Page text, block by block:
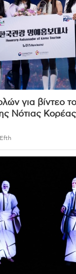
για βίντεο
Νότιας Κορέας
Efth